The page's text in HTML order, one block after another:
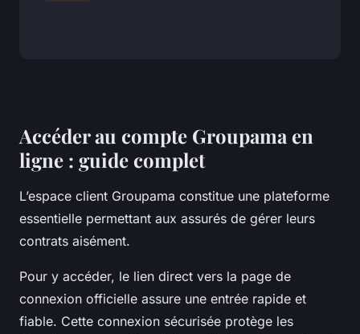
Accéder au compte Groupama en
ligne : guide complet
L’espace client Groupama constitue une plateforme
essentielle permettant aux assurés de gérer leurs
contrats aisément.
Pour y accéder, le lien direct vers la page de
connexion officielle assure une entrée rapide et
fiable. Cette connexion sécurisée protège les